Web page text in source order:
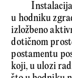
u hodniku
izložbeno
dotičnom
postamentu
koji, u ulozi